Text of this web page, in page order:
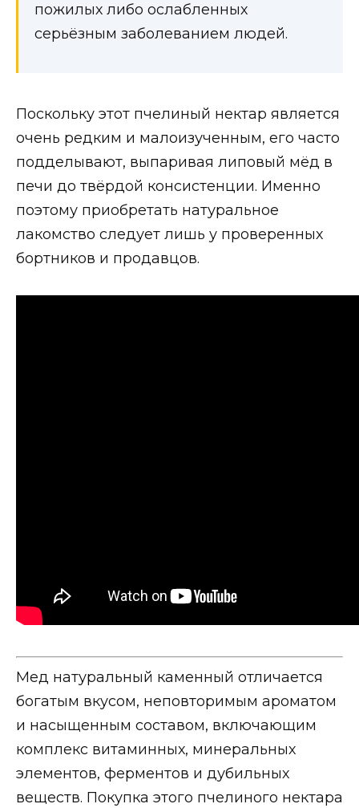
пожилых либо ослабленных
серьёзным заболеванием людей.
Поскольку этот пчелиный нектар является
очень редким и малоизученным, его часто
подделывают, выпаривая липовый мёд в
печи до твёрдой консистенции. Именно
поэтому приобретать натуральное
лакомство следует лишь у проверенных
бортников и продавцов.
Мед натуральный каменный отличается
богатым вкусом, неповторимым ароматом
и насыщенным составом, включающим
комплекс витаминных, минеральных
элементов, ферментов и дубильных
веществ. Покупка этого пчелиного нектара